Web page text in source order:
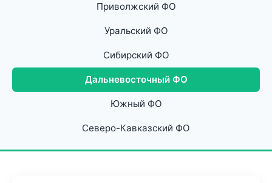
Приволжский ФО
Уральский ФО
Сибирский ФО
Дальневосточный ФО
Южный ФО
Северо-Кавказский ФО